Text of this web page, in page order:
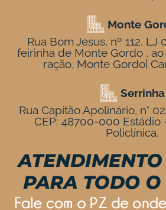
Monte
Rua Bom Jesus, nº 112, LJ
feirinha de Monte Gordo ,
ração, Monte Gordo|
Serrinha
Rua Capitão Apolinário, n°
CEP: 48700-000 Estádio
Policlínica.